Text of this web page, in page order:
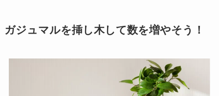
ガジュマルを挿し木して数を増やそう！